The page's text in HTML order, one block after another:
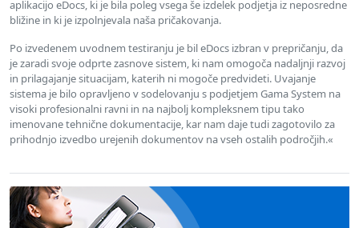
aplikacijo eDocs, ki je bila poleg vsega še izdelek podjetja iz neposredne
bližine in ki je izpolnjevala naša pričakovanja.
Po izvedenem uvodnem testiranju je bil eDocs izbran v prepričanju, da
je zaradi svoje odprte zasnove sistem, ki nam omogoča nadaljnji razvoj
in prilagajanje situacijam, katerih ni mogoče predvideti. Uvajanje
sistema je bilo opravljeno v sodelovanju s podjetjem Gama System na
visoki profesionalni ravni in na najbolj kompleksnem tipu tako
imenovane tehnične dokumentacije, kar nam daje tudi zagotovilo za
prihodnjo izvedbo urejenih dokumentov na vseh ostalih področjih.«